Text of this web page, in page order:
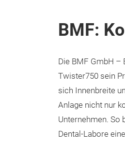
BMF:
Die BMF GmbH –
Twister750 sein
sich Innenbreite
Anlage nicht nur
Unternehmen. So
Dental-Labore